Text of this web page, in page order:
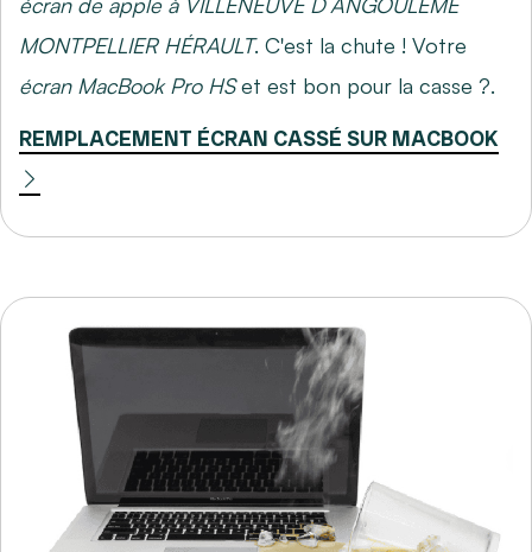
MONTPELLIER HÉRAULT. C'est la chute ! Votre
écran MacBook Pro HSet est bon pour la casse ?.
REMPLACEMENT ÉCRAN CASSÉ SUR MACBOOK